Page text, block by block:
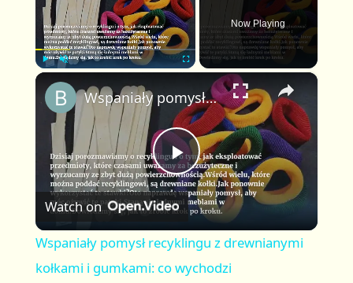
l n
m
u
e
u
l
l
c
r
Now Playing
×
P
l
a
Wspaniały pomysł recyklingu z drewnianymi kołkami i gumkami: co wychodzi
Watch on
Wspaniały pomysł recyklingu z drewnianymi
kołkami i gumkami: co wychodzi